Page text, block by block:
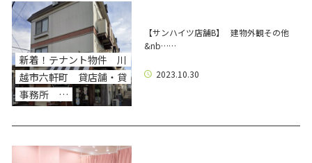
新着！テナント物件 川
越市六軒町 貸店舗・貸
事務所 …
【サンハイツ店舗B】 建物外観その他
&nb……
2023.10.30